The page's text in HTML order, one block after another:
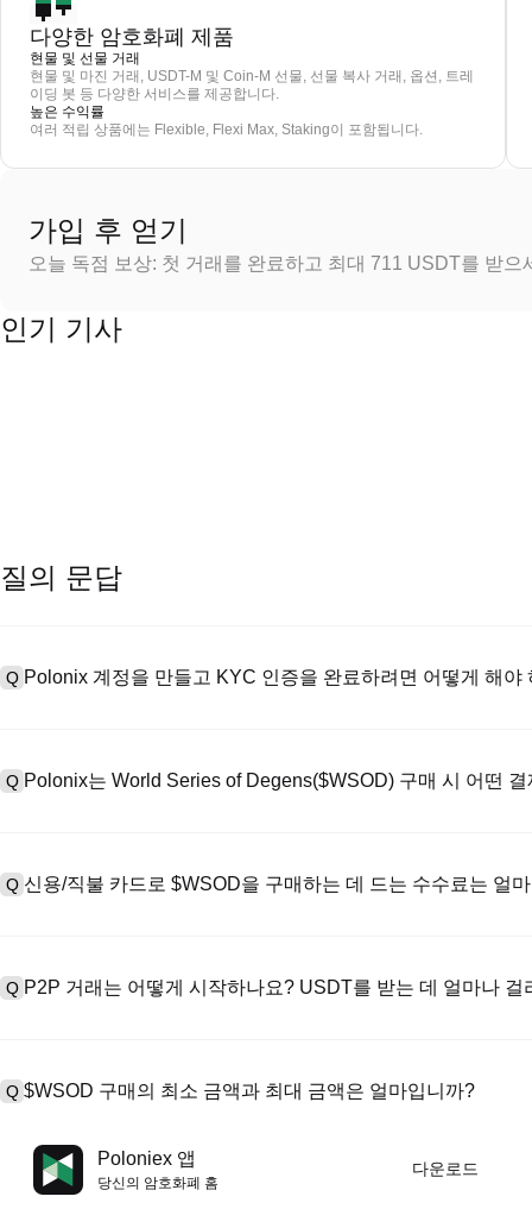
다양한 암호화폐 제품
현물 및 선물 거래
현물 및 마진 거래, USDT-M 및 Coin-M 선물, 선물 복사 거래, 옵션, 트레
이딩 봇 등 다양한 서비스를 제공합니다.
높은 수익률
여러 적립 상품에는 Flexible, Flexi Max, Staking이 포함됩니다.
가입 후 얻기
오늘 독점 보상: 첫 거래를 완료하고 최대 711 USDT를 받으
인기 기사
질의 문답
Q Polonix 계정을 만들고 KYC 인증을 완료하려면 어떻게 해야
하여 유효한 신분증 문서를 업로드하고 셀카를 찍어 KYC 인증을 완
Q Polonix는 World Series of Degens($WSOD) 구매 시 어떤
를 초과하는 대규모 거래에 대한 장외 거래(OTC 거래, 맞춤형 견적
Q 신용/직불 카드로 $WSOD을 구매하는 데 드는 수수료는 얼
준 현물 거래 수수료(최대 0.05%)가 적용됩니다.
Q P2P 거래는 어떻게 시작하나요? USDT를 받는 데 얼마나 걸
반적으로 15분에서 2시간 정도 소요됩니다.
Q $WSOD 구매의 최소 금액과 최대 금액은 얼마입니까?
최소 한도와 최대 한도는 구매 방법과 인증 수준에 따라 다릅니다.
제공업체에 따라 다릅니다. 대부분의 P2P 판매자는 최소 구매 요
필요합니다. 진행하기 전에 각 페이지에서 특정 한도를 확인할 수 있
Poloniex 앱
당신의 암호화폐 홈
다운로드